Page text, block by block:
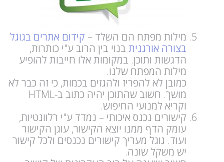
מילות מפתח הם השלד – קידום אתרים בגוגל
בצורה אורגנית בנוי בין הרוב ע"י כותרות,
הדגשות ותוכן. במקומות אלו חייבות להופיע
מילות המפתח שלנו.
כמובן לא להפריז ולהגזים בכמות, כי זה כבר לא
מושך. חשוב שהתוכן יהיה כתוב ב-HTML
וקריא למנועי החיפוש.
קישורים נכנס איכותי – נמדד ע"י רלוונטיות,
עומק הדף ממנו יוצא הקישור, עוגן הקישור
ועוד. גוגל מעריך קישורים נכנסים ולכל קישור
יש משקל שונה.